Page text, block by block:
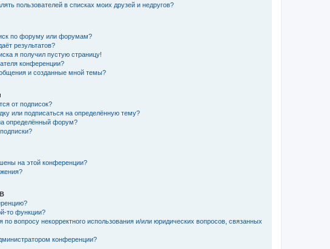
пользователей в списках моих друзей и недругов?
по форуму или форумам?
результатов?
я получил пустую страницу!
конференции?
и созданные мной темы?
от подписок?
или подписаться на определённую тему?
определённый форум?
на этой конференции?
то функции?
вопросу некорректного использования и/или юридических вопросов, связанных
конференции?